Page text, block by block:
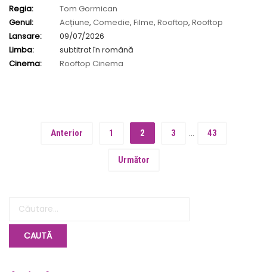
Newton
Regia:
Tom Gormican
Genul:
Acțiune, Comedie, Filme, Rooftop, Rooftop
Lansare:
09/07/2026
Limba:
subtitrat în română
Cinema:
Rooftop Cinema
Anterior 1 2 3 … 43
Următor